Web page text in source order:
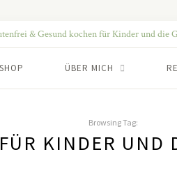
ÜBER MICH
Browsing Tag:
KINDER UND